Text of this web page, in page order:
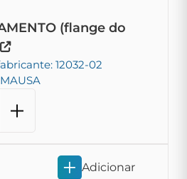
(flange do
12032-02
Adicionar